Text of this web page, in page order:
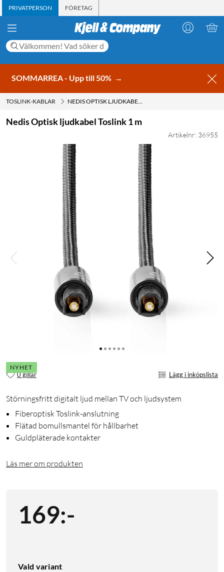
PRIVATPERSON FÖRETAG
SOMMARREA - Upp till 50% →
TOSLINK-KABLAR NEDIS OPTISK LJUDKABEL TOSLINK 1 M
Nedis Optisk ljudkabel Toslink 1 m
Artikelnr: 36955
NYHET
0 gillar Lägg i inköpslista
Störningsfritt digitalt ljud mellan TV och ljudsystem
Fiberoptisk Toslink-anslutning
Flätad bomullsmantel för hållbarhet
Guldpläterade kontakter
Läs mer om produkten
169:-
Vald variant